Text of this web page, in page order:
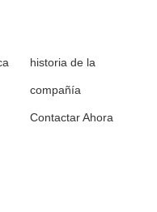
historia de la
compañía
Contactar Ahora